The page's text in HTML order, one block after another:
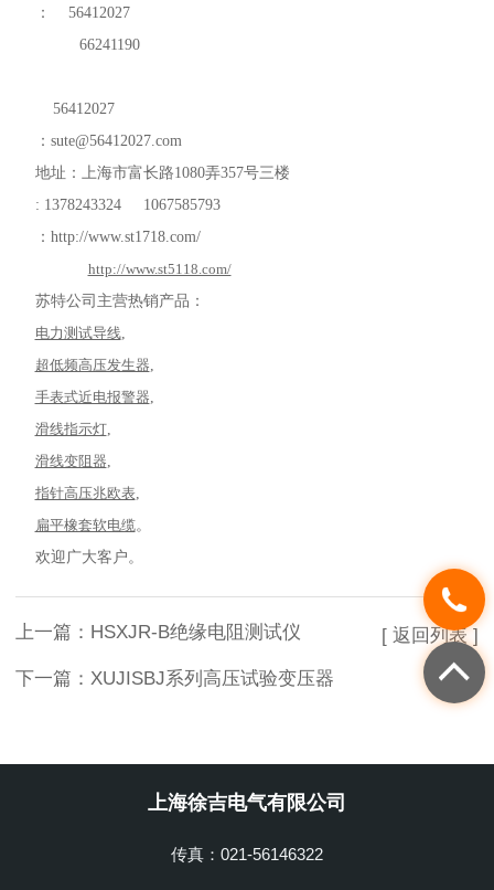
：
56412027
66241190
56412027
： sute@56412027.com
地址：上海市富长路1080弄357号三楼
: 1378243324 1067585793
： http://www.st1718.com/
http://www.st5118.com/
苏特公司主营热销产品：
电力测试导线,
超低频高压发生器
手表式近电报警器
滑线指示灯,
滑线变阻器
指针高压兆欧表,
扁平橡套软电缆。
欢迎广大客户。
上一篇： HSXJR-B绝缘电阻测试仪
下一篇： XUJISBJ系列高压试验变压器
[ 返回列表 ]
上海徐吉电气有限公司
传真：021-56146322